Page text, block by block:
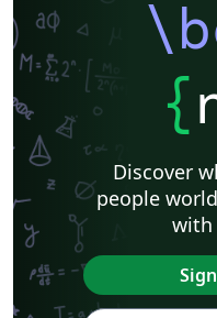
{
Discover
people
with